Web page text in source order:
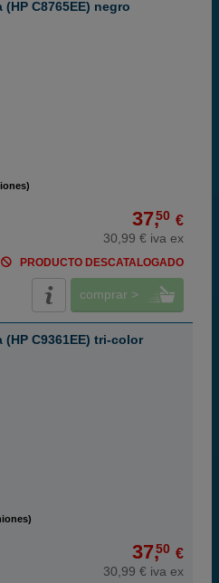
C8765EE) negro
37,50 €
30,99 € iva ex
PRODUCTO DESCATALOGADO
comprar >
C9361EE) tri-color
37,50 €
30,99 € iva ex